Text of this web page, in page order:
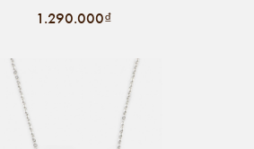
GEM
1.290.000₫